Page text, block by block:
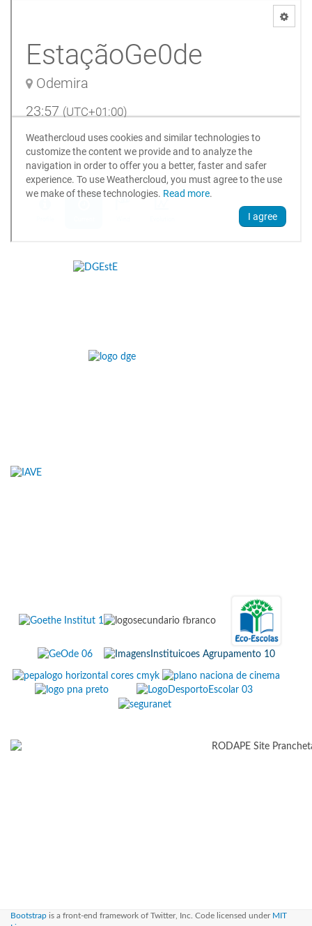
Bootstrap is a front-end framework of Twitter, Inc. Code licensed under MIT